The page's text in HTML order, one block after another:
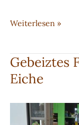
Dielenboden
massiver
Eiche
Weiterlesen »
Gebeiztes
Eiche